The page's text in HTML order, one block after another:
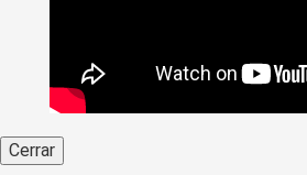
Cerrar